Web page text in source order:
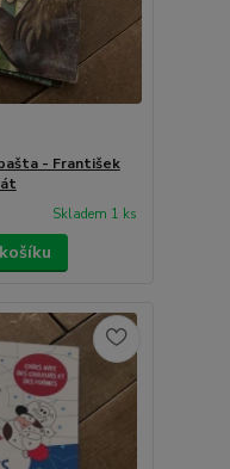
- František
Skladem 1 ks